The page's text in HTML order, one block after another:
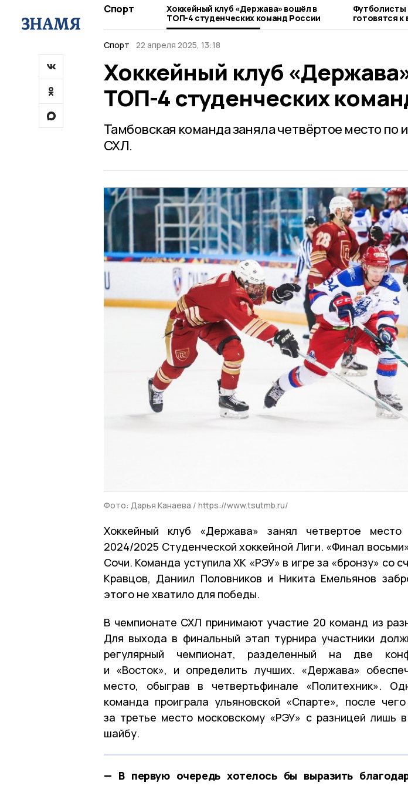
Спорт
Хоккейный клуб «Держава» вошёл в
ТОП-4 студенческих команд России
Футболисты
готовятся к
Котовска
Спорт
22 апреля 2025, 13:18
Хоккейный клуб
ТОП-4 студенческих
Тамбовская команда заняла четвёртое место по
СХЛ.
Фото: Дарья Канаева / https://www.tsutmb.ru/
Хоккейный клуб «Держава» занял четвертое
2024/2025 Студенческой хоккейной Лиги. «Финал
Сочи. Команда уступила ХК «РЭУ» в игре за «бронзу» со
Кравцов, Даниил Половников и Никита Емельянов
этого не хватило для победы.
В чемпионате СХЛ принимают участие 20 команд из
Для выхода в финальный этап турнира участники
регулярный чемпионат, разделенный на две
и «Восток», и определить лучших. «Держава»
место, обыграв в четвертьфинале «Политехник».
команда проиграла ульяновской «Спарте», после
за третье место московскому «РЭУ» с разницей лишь
шайбу.
— В первую очередь хотелось бы выразить